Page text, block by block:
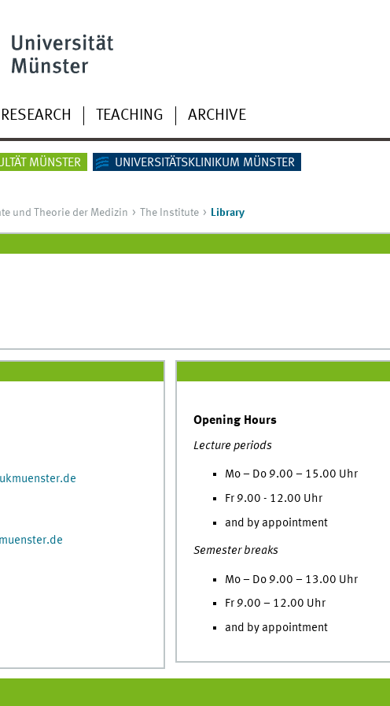
RESEARCH TEACHING ARCHIVE
MÜNSTER UNIVERSITÄTSKLINIKUM MÜNSTER
und Theorie der Medizin The Institute Library
Opening Hours
Lecture periods
Mo – Do 9.00 – 15.00 Uhr
Fr 9.00 - 12.00 Uhr
and by appointment
Semester breaks
Mo – Do 9.00 – 13.00 Uhr
Fr 9.00 – 12.00 Uhr
and by appointment